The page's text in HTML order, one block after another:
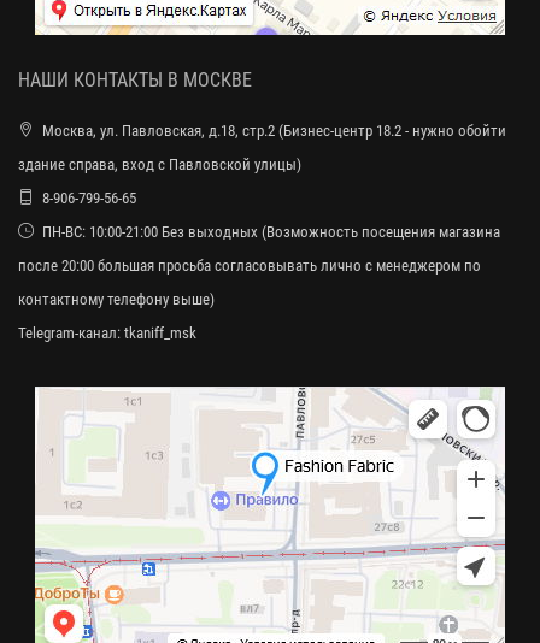
НАШИ КОНТАКТЫ В МОСКВЕ
Москва, ул. Павловская, д.18, стр.2 (Бизнес-центр 18.2 - нужно обойти
здание справа, вход с Павловской улицы)
8-906-799-56-65
ПН-ВС: 10:00-21:00 Без выходных (Возможность посещения магазина
после 20:00 большая просьба согласовывать лично с менеджером по
контактному телефону выше)
Telegram-канал: tkaniff_msk